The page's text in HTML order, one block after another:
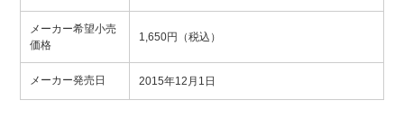
メーカー希望小売
価格
1,650円（税込）
メーカー発売日 2015年12月1日